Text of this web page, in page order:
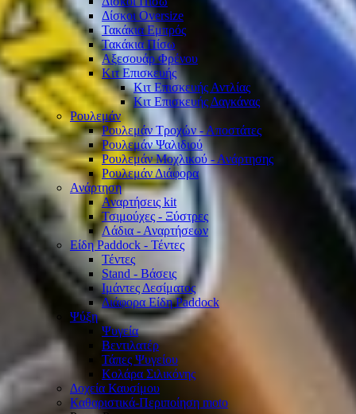
Δίσκοι Oversize
Τακάκια Εμπρός
Τακάκια Πίσω
Αξεσουάρ Φρένου
Κιτ Επισκευής
Κιτ Επισκευής Αντλίας
Κιτ Επισκευής Δαγκάνας
Ρουλεμάν
Ρουλεμάν Τροχών - Αποστάτες
Ρουλεμάν Ψαλιδιού
Ρουλεμάν Μοχλικού - Ανάρτησης
Ρουλεμάν Διάφορα
Ανάρτηση
Αναρτήσεις kit
Τσιμούχες - Ξύστρες
Λάδια - Αναρτήσεων
Είδη Paddock - Τέντες
Τέντες
Stand - Βάσεις
Ιμάντες Δεσίματος
Διάφορα Είδη Paddock
Ψύξη
Ψυγεία
Βεντιλατέρ
Τάπες Ψυγείου
Κολάρα Σιλικόνης
Δοχεία Καυσίμου
Καθαριστικά-Περιποίηση moto